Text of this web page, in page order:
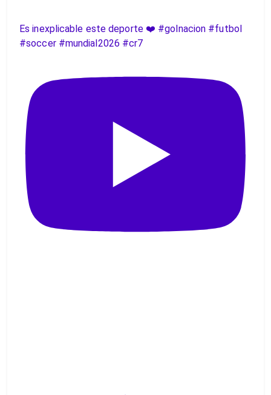
Es inexplicable este deporte ❤️ #golnacion #futbol
#soccer #mundial2026 #cr7